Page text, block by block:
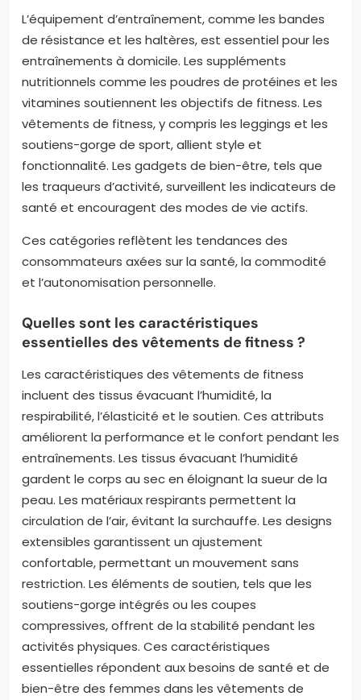
L’équipement d’entraînement, comme les bandes
de résistance et les haltères, est essentiel pour les
entraînements à domicile. Les suppléments
nutritionnels comme les poudres de protéines et les
vitamines soutiennent les objectifs de fitness. Les
vêtements de fitness, y compris les leggings et les
soutiens-gorge de sport, allient style et
fonctionnalité. Les gadgets de bien-être, tels que
les traqueurs d’activité, surveillent les indicateurs de
santé et encouragent des modes de vie actifs.
Ces catégories reflètent les tendances des
consommateurs axées sur la santé, la commodité
et l’autonomisation personnelle.
Quelles sont les caractéristiques
essentielles des vêtements de fitness ?
Les caractéristiques des vêtements de fitness
incluent des tissus évacuant l’humidité, la
respirabilité, l’élasticité et le soutien. Ces attributs
améliorent la performance et le confort pendant les
entraînements. Les tissus évacuant l’humidité
gardent le corps au sec en éloignant la sueur de la
peau. Les matériaux respirants permettent la
circulation de l’air, évitant la surchauffe. Les designs
extensibles garantissent un ajustement
confortable, permettant un mouvement sans
restriction. Les éléments de soutien, tels que les
soutiens-gorge intégrés ou les coupes
compressives, offrent de la stabilité pendant les
activités physiques. Ces caractéristiques
essentielles répondent aux besoins de santé et de
bien-être des femmes dans les vêtements de